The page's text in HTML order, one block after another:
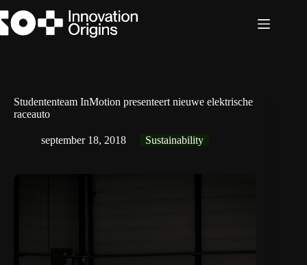
naar
de
Studententeam InMotion presenteert nieuwe elektrische
raceauto
september 18, 2018 Sustainability